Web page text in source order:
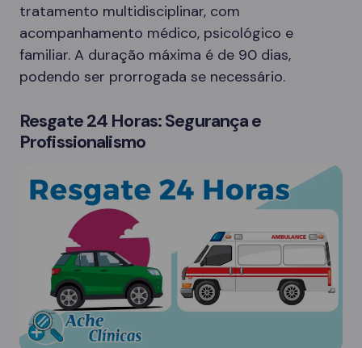
tratamento multidisciplinar, com
acompanhamento médico, psicológico e
familiar. A duração máxima é de 90 dias,
podendo ser prorrogada se necessário.
Resgate 24 Horas: Segurança e
Profissionalismo